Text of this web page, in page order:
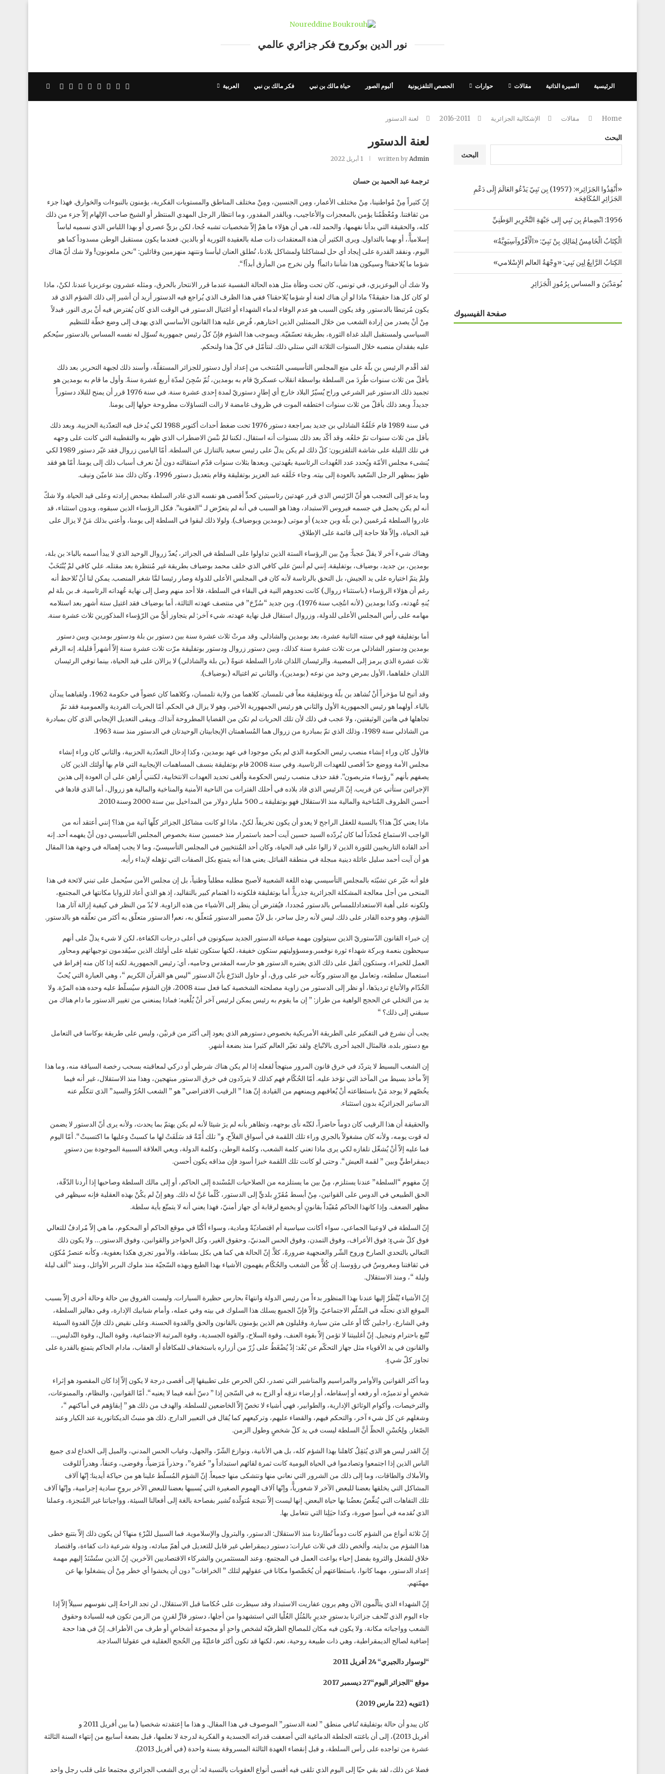
نور الدين بوكروح فكر جزائري عالمي
الرئيسية السيرة الذاتية مقالات حوارات الحصص التلفزيونية ألبوم الصور حياة مالك بن نبي فكر مالك بن نبي العربية
Home مقالات الإشكالية الجزائرية 2016-2011 لعنة الدستور
لعنة الدستور
written by Admin 1 أبريل 2022
ترجمة عبد الحميد بن حسان
إنّ كثيراً مِنْ مُواطنينا، مِنْ مختلف الأعمار، ومِن الجنسين، ومِنْ مختلف المناطق والمستويات الفكرية، يؤمنون بالنبوءات والخوارق. فهذا جزء
من ثقافتنا. ومُعْظَمُنا يؤمن بالمعجزات والأعاجيب، وبالقدر المقدور، وما انتظار الرجل المهدي المنتظر أو الشيخ صاحب الإلهام إلاّ جزء من ذلك
كله، والحقيقة التي بدأنا نفهمها، والحمد لله، هي أن هؤلاء ما همْ إلاّ شخصيات تشبه جُحا، لكن بزيٍّ عصري أو بهذا اللباس الذي نسميه لباساً
إسلامياًّ.، أو بهما بالتداول. ويرى الكثير أن هذة المعتقدات ذات صلة بالعقيدة الثورية أو بالدين. فعندما يكون مستقبل الوطن مسدوداً كما هو
اليوم، ونفقد القدرة على إيجاد أي حل لمشاكلنا ولمشاكل بلادنا، نُطلق العنان ليأسنا ونتنهد منهزمين وقائلين: “نحن ملعونون! ولا شك أنّ هناك
شؤما ما يُلاحقنا! وسيكون هذا شأننا دائماً! ولن نخرج من المأزق أبداً! “.
ولا شك أن البوعزيزي، في تونس، كان تحت وطأة مثل هذه الحالة النفسية عندما قرر الانتحار بالحرق، ومثله عشرون بوعزيزيا عندنا. لكنْ، ماذا
لو كان كل هذا حقيقةً؟ ماذا لو أن هناك لعنة أو شؤما يُلاحقنا؟ ففي هذا الظرف الذي يُراجع فيه الدستور أريد أن أشير إلى ذلك الشؤم الذي قد
يكون مُرتبطا بالدستور. وقد يكون السبب هو عدم الوفاء لدماء الشهداء أو اغتيال الدستور في الوقت الذي كان يُفترض فيه أنْ يرى النور. فبدلاً
مِنْ أنْ يصدر من إرادة الشعب من خلال الممثلين الذين اختارهم، فُرِض عليه هذا القانون الأساسي الذي يهدف إلى وضع خطّة للتنظيم
السياسي ولمستقبل البلد غداة الثورة، بطريقة تعسّفيّة. وبموجب هذا الشؤم فإنّ كلّ رئيس جمهورية تُسوّل له نفسه المساس بالدستور سيُحكم
عليه بفقدان منصبه خلال السنوات الثلاثة التي ستلي ذلك. لنتأمّل في كلّ هذا ولنحكم.
لقد أقْدم الرئيس بن بلّة على منع المجلس التأسيسي المُنتخب من إعداد أول دستور للجزائر المستقلّة، وأسند ذلك لجبهة التحرير. بعد ذلك
بأقلّ من ثلاث سنوات طُرِدَ من السلطة بواسطة انقلاب عسكريّ قام به بومدين، ثُمّ سُجِنَ لمدّة أربع عشرة سنةً. وأول ما قام به بومدين هو
تجميد ذلك الدستور غير الشرعي وراح يُسيّرُ البلاد خارج أي إطارٍ دستوريّ لمدة إحدى عشرة سنة. في سنة 1976 قرر أن يمنح للبلاد دستوراً
جديداً. وبعد ذلك بأقلّ من ثلاث سنوات اختطفه الموت في ظروف غامضة لا زالت التساؤلات مطروحة حولها إلى يومنا.
في سنة 1989 قام خَلَفُهُ الشاذلي بن جديد بمراجعة دستور 1976 تحت ضغط أحداث أكتوبر 1988 لكي يُدخل فيه التعدّدية الحزبية. وبعد ذلك
بأقل من ثلاث سنوات تمّ خلعُه. وقد أكّد بعد ذلك بسنوات أنه استقال، لكننا لمْ ننْسَ الاضطراب الذي ظهر به والتقطيبة التي كانت على وجهه
في تلك الليلة على شاشة التلفزيون: كلّ ذلك لم يكن يدلّ على رئيس سعيد بالتنازل عن السلطة. أمّا اليامين زروال فقد غيّر دستور 1989 لكي
يُنشىء مجلس الأمّة ويُحدد عدد العُهدات الرئاسية بعُهدتين. وبعدها بثلاث سنوات قدّم استقالته دون أنْ نعرف أسباب ذلك إلى يومنا. أمّا هو فقد
ظهرَ بمظهر الرجل السّعيد بالعودة إلى بيته. وجاء خَلَفَه عبد العزيز بوتفليقة وقام بتعديل دستور 1996، وكان ذلك منذ عاميّن ونيف.
وما يدعو إلى التعجب هو أنّ الرّئيس الذي قرر عهدتين رئاسيتين كحدٍّ أقصى هو نفسه الذي غادر السلطة بمحض إرادته وعلى قيد الحياة. ولا شكّ
أنه لم يكن يحمل في جسمه فيروس الاستبداد، وهذا هو السبب في أنه لم يتعرّض لـ “العقوبة”. فكل الرؤساء الذين سبقوه، وبدون استثناء، قد
غادروا السلطة مُرغمين (بن بلّة وبن جديد) أو موتى (بومدين وبوضياف). ولولا ذلك لبقوا في السلطة إلى يومنا، وأعني بذلك مَنْ لا يزال على
قيد الحياة، وإلاّ فلا حاجة إلى قائمة على الإطلاق.
وهناك شيء آخر لا يقلّ عجباً: مِنْ بين الرؤساء الستة الذين تداولوا على السلطة في الجزائر، يُعدّ زروال الوحيد الذي لا يبدأ اسمه بالباء: بن بلة،
بومدين، بن جديد، بوضياف، بوتفليقة. إنني لم أنسَ علي كافي الذي خلف محمد بوضياف بطريقة غير مُنتظرة بعد مقتله. علي كافي لمْ يُنْتَخَبْ
ولمْ يتمّ اختياره على يد الجيش، بل التحق بالرئاسة لأنه كان في المجلس الأعلى للدولة وصار رئيسا لمَّا شغر المنصب. يمكن لنا أنْ نُلاحظ أنه
رغم أن هؤلاء الرؤساء (باستثناء زروال) كانت تحدوهم النية في البقاء في السلطة، فلا أحد منهم وصل إلى نهاية عُهداته الرئاسية. فـ بن بلة لم
يُنهِ عُهدته، وكذا بومدين (لأنه انتُخِب سنة 1976)، وبن جديد “سُرِّحَ” في منتصف عهدته الثالثة، أما بوضياف فقد اغتيل ستة أشهر بعد استلامه
مهامه على رأس المجلس الأعلى للدولة، وزروال استقال قبل نهاية عهدته. شيء آخر: لم يتجاوز أيٌّ من الرّؤساء المذكورين ثلاث عشرة سنة.
أما بوتفليقة فهو في سنته الثانية عشرة، بعد بومدين والشاذلي. وقد مرتْ ثلاث عشرة سنة بين دستور بن بلة ودستور بومدين. وبين دستور
بومدين ودستور الشاذلي مرت ثلاث عشرة سنة كذلك، وبين دستور زروال ودستور بوتفليقة مرّت ثلاث عشرة سنة إلاّ أشهراً قليلة. إنه الرقم
ثلاث عشرة الذي يرمز إلى المصيبة. والرئيسان اللذان غادرا السلطة عنوةً (بن بلة والشاذلي) لا يزالان على قيد الحياة، بينما توفي الرئيسان
اللذان خلفاهما، الأول بمرض وحيد من نوعه (بومدين)، والثاني تم اغتياله (بوضياف).
وقد أتيح لنا مؤخراً أنْ نُشاهد بن بلّة وبوتفليقة معاً في تلمسان. كلاهما من ولاية تلمسان، وكلاهما كان عضواً في حكومة 1962، ولقباهما يبدآن
بالباء. أولهما هو رئيس الجمهورية الأول والثاني هو رئيس الجمهورية الأخير، وهو لا يزال في الحكم. أمّا الحريات الفردية والعمومية فقد تمّ
تجاهلها في هاتين الوثيقتين، ولا عجب في ذلك لأن تلك الحريات لم تكن من القضايا المطروحة آنذاك. ويبقى التعديل الإيجابي الذي كان بمبادرة
من الشاذلي سنة 1989، وذلك الذي تمّ بمبادرة من زروال هما المُساهمتان الإيجابيتان الوحيدتان في الدستور منذ سنة 1963.
فالأول كان وراء إنشاء منصب رئيس الحكومة الذي لم يكن موجودا في عهد بومدين، وكذا إدخال التعدّدية الحزبية، والثاني كان وراء إنشاء
مجلس الأمة ووضع حدّ أقصى للعهدات الرئاسية. وفي سنة 2008 قام بوتفليقة بنسف المساهمات الإيجابية التي قام بها أولئك الذين كان
يصفهم بأنهم “رؤساء متربصون”. فقد حذف منصب رئيس الحكومة وألغى تحديد العهدات الانتخابية، لكنني أُراهن على أن العودة إلى هذين
الإجرائين ستأتي عن قريب. إنّ الرئيس الذي قاد بلاده في أحلك الفترات من الناحية الأمنية والمناخية والمالية هو زروال، أما الذي قادها في
أحسن الظروف المُناخية والمالية منذ الاستقلال فهو بوتفليقة بـ 500 مليار دولار من المداخيل بين سنة 2000 وسنة 2010.
ماذا يعني كلّ هذا؟ بالنسبة للعقل الراجح لا يعدو أن يكون تخريفاً. لكنْ، ماذا لو كانت مشاكل الجزائر كلّها آتية من هذا؟ إنني أعتقد أنه من
الواجب الاستماع مُجدّداً لما كان يُردّده السيد حسين آيت أحمد باستمرار منذ خمسين سنة بخصوص المجلس التأسيسي دون أنْ يفهمه أحد. إنه
أحد القادة التاريخيين للثورة الذين لا زالوا على قيد الحياة، وكان أحد المُنتخبين في المجلس التأسيسيّ، وما لا يجب إهماله في وجهة هذا المقال
هو أن آيت أحمد سليل عائلة دينية مبجلة في منطقة القبائل. يعني هذا أنه يتمتع بكل الصفات التي تؤهله لإبداء رأيه.
فلو أنه عبّر عن تشبّثه بالمجلس التأسيسي بهذه اللغة الشعبية لأصبح مطلبه مطلباً وطنياً، بل إن مجلس الأمن سيُحمل على تبني لائحة في هذا
المنحى من أجل معالجة المشكلة الجزائرية جذرياًّ. أما بوتفليقة فلكونه ذا اهتمام كبير بالتقاليد، إذ هو الذي أعاد للزوايا مكانتها في المجتمع،
ولكونه على أهبة الاستعدادللمساس بالدستور مُجددا، فيُفترض أن ينظر إلى الأشياء من هذه الزاوية. لا بُدّ من النظر في كيفية إزالة آثار هذا
الشؤم، وهو وحده القادر على ذلك. ليس لأنه رجل ساحر، بل لأنّ مصير الدستور مُتعلّق به، نعم! الدستور متعلّق به أكثر من تعلّقه هو بالدستور.
إن خبراء القانون الدّستوريّ الذين سيتولون مهمة صياغة الدستور الجديد سيكونون في أعلى درجات الكفاءة، لكن لا شيء يدلّ على أنهم
سيحظون بنعمة وبركة شهداء ثورة نوفمبر.ومسؤوليتهم ستكون خفيفة، لكنها ستكون ثقيلة على أولئك الذين سيُقدمون توجيهاتهم ومحاور
العمل للخبراء، وستكون أثقل على ذلك الذي يعتبره الدستور هو حارسه المقدس وحاميه، أي: رئيس الجمهورية. لكنه إذا كان منه إفراط في
استعمال سلطته، وتعامل مع الدستور وكأنه حبر على ورق، أو حاول التذرّع بأنّ الدستور “ليس هو القرآن الكريم “، وهي العبارة التي يُحبّ
الخُدّام والأتباع ترديدَها، أو نظر إلى الدستور من زاوية مصلحته الشخصية كما فعل سنة 2008، فإن الشؤم سيُسلّط عليه وحده هذه المرّة. ولا
بد من التخلي عن الحجج الواهية من طراز: ” إن ما يقوم به رئيس يمكن لرئيس آخر أنْ يُلْغيه: فماذا يمنعني من تغيير الدستور ما دام هناك من
سبقني إلى ذلك؟ “
يجب أن نشرع في التفكير على الطريقة الأمريكية بخصوص دستورهم الذي يعود إلى أكثر من قرنيْن، وليس على طريقة بوكاسا في التعامل
مع دستور بلده. فالمثال الجيد أحرى بالاتّباع. ولقد تغيّر العالم كثيرا منذ بضعة أشهر.
إن الشعب البسيط لا يتردّد في خرق قانون المرور مبتهجاً لفعله إذا لم يكن هناك شرطي أو دركي لمعاقبته بسحب رخصة السياقة منه، وما هذا
إلاّ مأخذ بسيط من المآخذ التي تؤخذ عليه. أمّا الحُكّام فهم كذلك لا يتردّدون في خرق الدستور مبتهجين، وهذا منذ الاستقلال، غير أنه فيما
يخُصّهم لا يوجد مَنْ باستطاعته أنْ يُعاقبهم ويمنعهم من القيادة. إنّ هذا ” الرقيب الافتراضي” هو ” الشعب الحُرّ والسيد” الذي تتكلّم عنه
الدساتير الجزائريّة بدون استثناء.
والحقيقة أن هذا الرقيب كان دوماً حاضراً، لكنّه نأى بوجهه، وتظاهر بأنه لم يرَ شيئا لأنه لم يكن يهتمّ بما يحدث، ولأنه يرى أنّ الدستور لا يضمن
له قوت يومه، ولأنه كان مشغولاً بالجري وراء تلك اللقمة في أسواق الفلاّح. و” تلك أُمّةٌ قد سَلَفَتْ لها ما كسبتْ وعليها ما اكتسبتْ “. أمّا اليوم
فما عليه إلاّ أنْ يُشغّل تلفازه لكي يرى ماذا تعني كلمة الشعب، وكلمة الوطن، وكلمة الدولة، ويعي العلاقة السببية الموجودة بين دستورٍ
ديمقراطيٍّ وبين ” لقمة العيش “. وحتى لو كانت تلك اللقمة خبزا أسود فإن مذاقه يكون أحسن.
إنّ مفهوم “السلطة” عندنا يستلزم، مِنْ بين ما يستلزمه من الصلاحيات المُسْندة إلى الحاكم، أو إلى مالك السلطة وصاحبها إذا أردنا الدّقّة،
الحق الطبيعي في الدوس على القوانين، مِنْ أبسط مُقَرّرٍ بلديٍّ إلى الدستور، كُلّما عَنَّ له ذلك. وهو إنْ لم يكُنْ بهذه العقلية فإنه سيظهر في
مظهر الضعف. وإذا كانهذا الحاكم مُقيّداً بقانونٍ أو يخضع لرقابة أي جهاز أمنيّ، فهذا يعني أنه لا يتمتّع بأية سلطة.
إنّ السلطة في لاوعينا الجماعي، سواء أكانت سياسية أم اقتصاديّةً ومادية، وسواء أكُنّا في موقع الحاكم أو المحكوم، ما هي إلاّ مُرادفٌ للتعالي
فوق كلّ شيءٍ: فوق الأعراف، وفوق التمدن، وفوق الحس المدنيّ، وحقوق الغير، وكل الحواجز والقوانين، وفوق الدستور… ولا يكون ذلك
التعالي بالتحدي الصارخ وروح الشّر والعنجهية ضرورةً، كلاَّ. إنّ الحالة هي كما هي بكل بساطة، والأمور تجري هكذا بعفوية، وكأنه عنصرٌ مُكوّن
في ثقافتنا ومغروسٌ في رؤوسنا. إن كُلاًّ من الشعب والحُكّام يفهمون الأشياء بهذا الطبع وبهذه السّجيّة منذ ملوك البربر الأوائل، ومنذ “ألف ليلة
وليلة “، ومنذ الاستقلال.
إنّ الأشياء يُنْظَرُ إليها عندنا بهذا المنظور بدءاً من رئيس الدولة وانتهاءً بحارس حظيرة السيارات. وليست الفروق بين حالة وحالة أخرى إلاّ بسبب
الموقع الذي نحتلّه في السّلّم الاجتماعيّ. وإلاّ فإنّ الجميع يسلك هذا السلوك في بيته وفي عمله، وأمام شبابيك الإدارة، وفي دهاليز السلطة،
وفي الشارع، راجلين كُنّا أو على متن سيارة. وقليلون هم الذين يؤمنون بالقانون والحق والقدوة الحسنة. وعلى نقيض ذلك فإنّ القدوة السيئة
تُتّبع باحترام وتبجيل. إنّ أغلبيتنا لا تؤمن إلاّ بقوة العنف، وقوة السلاح، والقوة الجسدية، وقوة المرتبة الاجتماعية، وقوة المال، وقوة التّدليس…
والقانون في يد الأقوياء مثل جهاز التحكّم عن بُعْد: إذْ يُضْغَطُ على زُرّ من أزراره باستخفاف للمكافأة أو العقاب، مادام الحاكم يتمتع بالقدرة على
تجاوز كلّ شيءٍ.
وما أكثر القوانين والأوامر والمراسيم والمناشير التي تصدر، لكن الحرص على تطبيقها إلى أقصى درجة لا يكون إلاّ إذا كان المقصود هو إثراء
شخصٍ أو تدميرُه، أو رفعه أو إسقاطه، أو إرضاء نزقِه أو الزج به في السّجن إذا ” دسّ أنفه فيما لا يعنيه “. أمّا القوانين، والنظام، والممنوعات،
والترخيصات، وأكوام الوثائق الإدارية، والطوابير، فهي أشياء لا تخصّ إلاّ الخاضعين للسلطة. والهدف من ذلك هو ” إبقاؤهم في أماكنهم “،
وشغلهم عن كل شيء آخر، والتحكم فيهم، والقضاء عليهم، وتركيعهم كما يُقال في التعبير الدارج. ذلك هو منبتُ الديكتاتورية عند الكبار وعند
الصّغار. ولِحُسْنِ الحظّ أنَّ السلطة ليست في يد كلّ شخصٍ وطول الزمن.
إنّ القدر ليس هو الذي يُثقِلُ كاهلنا بهذا الشؤم كله، بل هي الأنانية، ونوازع الشّرّ، والجهل، وغياب الحس المدني، والميل إلى الخداع لدى جميع
الناس الذين إذا اجتمعوا وتصادموا في الحياة اليومية كانت ثمرة لقائهم استبداداً و” حُقرة”، وحذراً مَرَضياًّ، وفوضى، وعنفاً، وهدراً للوقت
والأملاك والطاقات، وما إلى ذلك من الشرور التي نعاني منها ونتشكى منها جميعاً. إنّ الشؤم المُسلّط علينا هو من حياكة أيدينا: إنّها آلاف
المشاكل التي يخلقها بعضنا للبعض الآخر لا شعورياًّ، وإنّها آلاف الهموم الصغيرة التي يُسببها بعضنا للبعض الآخر بروحٍ سادية إجرامية، وإنّها آلاف
تلك التفاهات التي يُنغِّصُ بعضُنا بها حياة البعض. إنها ليست إلاّ نتيجة مُتولّدة تُشير بفصاحة بالغة إلى أفعالنا السيئة، وواجباتنا غير المُنجزة، وعملنا
الذي نُقدمه في أسوإ صورة، وكذا حيَلِنا التي نتعامل بها.
إنّ ثلاثة أنواع من الشؤم كانت دوماً تُطاردنا منذ الاستقلال: الدستور، والبترول والإسلاموية. فما السبيل للبُرْءِ منها؟ لن يكون ذلك إلاّ بتتبع خطى
هذا الشؤم من بدايته. وألخص ذلك في ثلاث عبارات: دستور ديمقراطي غير قابل للتعديل في أهمّ مبادئه، ودولة شرعية ذات كفاءة، واقتصاد
خلاق للشغل والثروة بفضل إحياء بواعث العمل في المجتمع، وعند المستثمرين والشركاء الاقتصاديين الآخرين. إنّ الذين ستُسْنَدُ إليهم مهمة
إعداد الدستور، مهما كانوا، باستطاعتهم أن يُخَصِّصوا مكانا في عقولهم لتلك ” الخرافات” دون أن يخشوا أي خطر مِنْ أن ينشغلوا بها عن
مهمّتهم.
إنّ الشهداء الذي يتألّمون الآن وهم يرون عفاريت الاستبداد وقد سيطرت على حُكامنا قبل الاستقلال، لن تجد الراحةُ إلى نفوسهم سبيلاً إلاّ إذا
جاء اليوم الذي تُتْحف جزائرنا بدستورٍ جديرٍ بالمُثُلِ العُلْيا التي استشهدوا من أجلها، دستور قارٍّ لقرنٍ من الزمن تكون فيه للسيادة وحقوق
الشعب وواجباته مكانة، ولا يكون فيه مكان للمصالح الظرفيّة لشخص واحدٍ أو مجموعة أشخاصٍ أو طرف من الأطراف. إنّ في هذا حجة
إضافية لصالح الديمقراطية، وهي ذات طبيعة روحية، نعم، لكنها قد تكون أكثر فاعليّةً مِن الحُجج العقلية في عقولنا الساذجة.
“لوسوار دالجيري“24 أفريل 2011
موقع“الجزائر اليوم“27 ديسمبر 2017
(1 تنويه (
22 مارس2019
)
كان يبدو أن حالة بوتفليقة تُنافي منطق ” لعنة الدستور” الموصوف في هذا المقال. و هذا ما إعتقدته شخصيا (ما بين أفريل 2011 و
أفريل 2013)، إلى أن باغتته الجلطة الدماغية التي أضعفت قدراته الجسدية و الفكرية لدرجة لا نعلمها، قبل بضعة أسابيع من إنتهاء السنة الثالثة
عشرة من تواجده على رأس السلطة، و قبل إنقضاء العهدة الثالثة المسروقة بسنة واحدة (في أفريل 2013).
فضلا عن ذلك، لقد بقي حيّا إلى اليوم الذي تلقى فيه أقسى أنواع العقوبات بالنسبة له: أن يرى الشعب الجزائري مجتمعا على قلب رجل واحد
البحث
البحث
«أَنْقِذُوا الجَزَائِر»: (1957) بِن نَبِيّ يَدْعُو العَالَمَ إِلَى دَعْمِ
الجَزَائِرِ المُكَافِحَة
1956: انْضِمامُ بِن نَبِي إِلى جَبْهَةِ التَّحْرِيرِ الوَطَنِيِّ
الْكِتَابُ الْخَامِسُ لِمَالِكِ بِنْ نَبِيّ: «الْأَفْرُوآسِيَوِيَّةُ»
الكِتابُ الرَّابِعُ لِبِن نَبِي: «وِجْهَةُ العالم الإِسْلامي»
بُومَدْيَنَ و المساس بِرُمُوزِ الْجَزَائِرِ
صفحة الفيسبوك